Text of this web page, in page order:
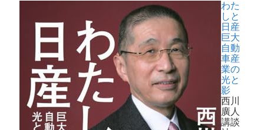
わた
しと
日産
巨大
自動
車産
業の
光と
影
西川
廣人
講談